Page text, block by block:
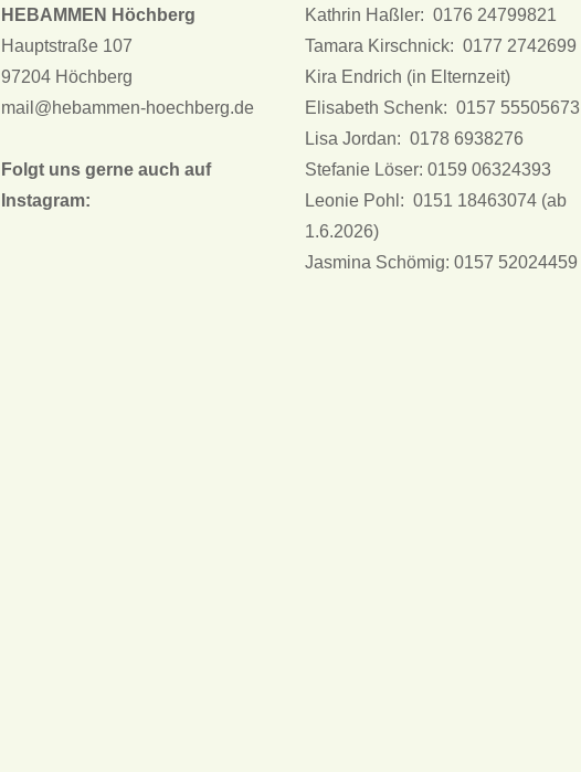
HEBAMMEN Höchberg
Hauptstraße 107
97204 Höchberg
mail@hebammen-hoechberg.de
Folgt uns gerne auch auf
Instagram:
Kathrin Haßler: 0176 24799821
Tamara Kirschnick: 0177 2742699
Kira Endrich (in Elternzeit)
Elisabeth Schenk: 0157 55505673
Lisa Jordan: 0178 6938276
Stefanie Löser: 0159 06324393
Leonie Pohl: 0151 18463074 (ab
1.6.2026)
Jasmina Schömig: 0157 52024459